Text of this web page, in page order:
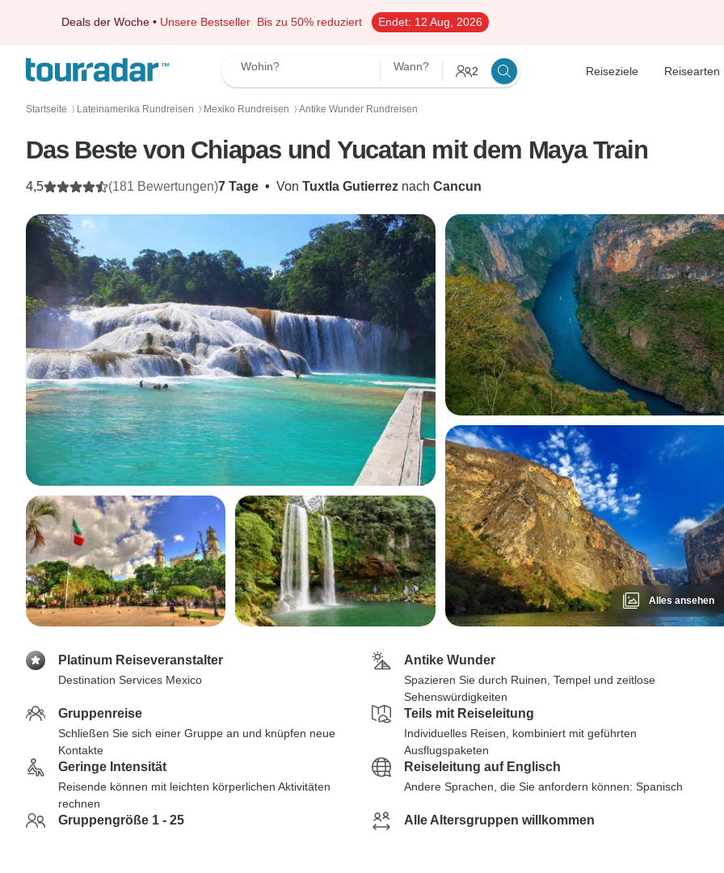
Deals der Woche • Unsere Bestseller Bis zu 50% reduziert Endet: 12 Aug, 2026
Wohin? Wann? 2 Reiseziele Reisearten
Startseite 〉 Lateinamerika Rundreisen 〉 Mexiko Rundreisen 〉 Antike Wunder Rundreisen
Das Beste von Chiapas und Yucatan mit dem Maya Train
7 Tage • Von Tuxtla Gutierrez nach Cancun
4,5 (181 Bewertungen)
Alles ansehen
Platinum Reiseveranstalter
Destination Services Mexico
Antike Wunder
Spazieren Sie durch Ruinen, Tempel und zeitlose
Sehenswürdigkeiten
Gruppenreise
Schließen Sie sich einer Gruppe an und knüpfen neue
Kontakte
Teils mit Reiseleitung
Individuelles Reisen, kombiniert mit geführten
Ausflugspaketen
Geringe Intensität
Reisende können mit leichten körperlichen Aktivitäten
rechnen
Reiseleitung auf Englisch
Andere Sprachen, die Sie anfordern können: Spanisch
Gruppengröße 1 - 25 Alle Altersgruppen willkommen